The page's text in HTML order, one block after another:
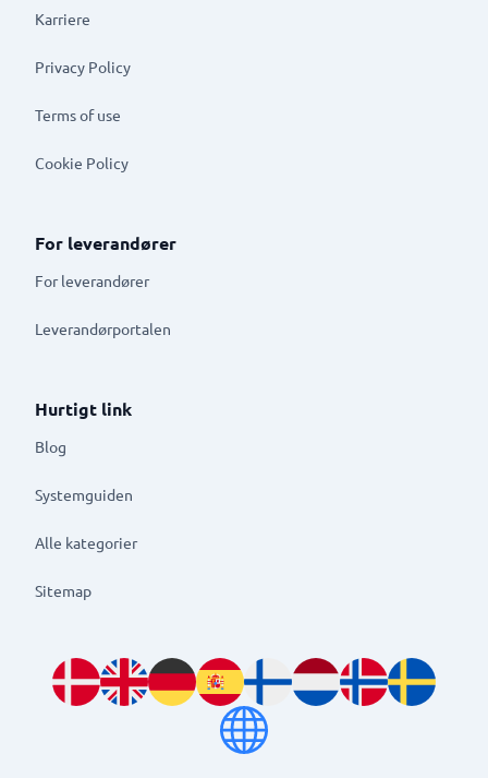
Karriere
Privacy Policy
Terms of use
Cookie Policy
For leverandører
For leverandører
Leverandørportalen
Hurtigt link
Blog
Systemguiden
Alle kategorier
Sitemap